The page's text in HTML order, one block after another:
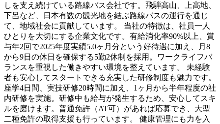
しを支え続けている路線バス会社です。飛騨高山、上高地、
下呂など、日本有数の観光地を結ぶ路線バスの運行を通じ
て、地域社会に貢献しています。 当社の特徴は、社員一人
ひとりを大切にする企業文化です。有給消化率90%以上、賞
与年2回で2025年度実績5.0ヶ月分という好待遇に加え、月8
から9日の休日を確保する5勤2休制を採用。ワークライフバ
ランスを重視した働きやすい環境を整えています。 未経験
者も安心してスタートできる充実した研修制度も魅力です。
座学4日間、実技研修20時間に加え、1ヶ月から半年程度の社
内研修を実施。研修中も給与が発生するため、安心してスキ
ルを磨けます。普通免許（AT可）があれば応募でき、大型
二種免許の取得支援も行っています。 健康管理にも力を入